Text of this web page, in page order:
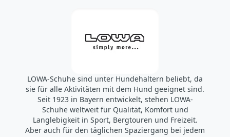
LOWA-Schuhe sind unter Hundehaltern beliebt, da
sie für alle Aktivitäten mit dem Hund geeignet sind.
Seit 1923 in Bayern entwickelt, stehen LOWA-
Schuhe weltweit für Qualität, Komfort und
Langlebigkeit in Sport, Bergtouren und Freizeit.
Aber auch für den täglichen Spaziergang bei jedem